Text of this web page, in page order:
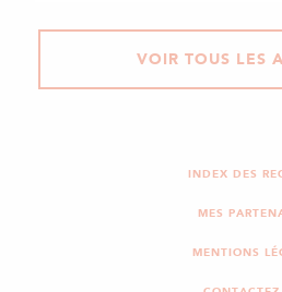
VOIR TOUS LES
INDEX DES
MES
MENTIONS